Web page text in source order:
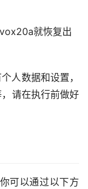
就恢复出
人数据和设置，
请在执行前做好
可以通过以下方